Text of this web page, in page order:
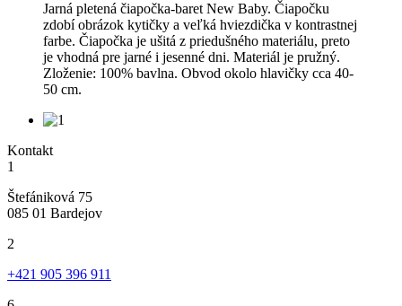
Jarná pletená čiapočka-baret New Baby. Čiapočku
zdobí obrázok kytičky a veľká hviezdička v kontrastnej
farbe. Čiapočka je ušitá z priedušného materiálu, preto
je vhodná pre jarné i jesenné dni. Materiál je pružný.
Zloženie: 100% bavlna. Obvod okolo hlavičky cca 40-
50 cm.
Kontakt
1
Štefániková 75
085 01 Bardejov
2
+421 905 396 911